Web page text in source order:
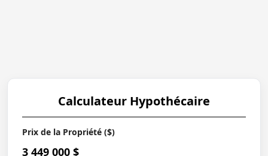
Calculateur Hypothécaire
Prix de la Propriété ($)
3 449 000 $